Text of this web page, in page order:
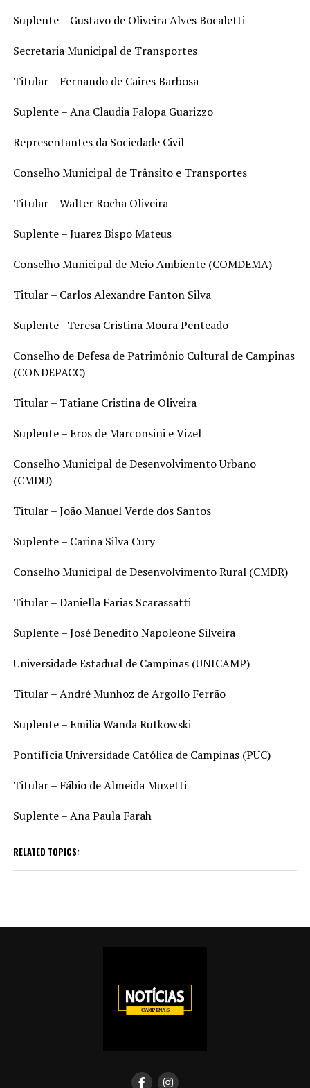
Suplente – Gustavo de Oliveira Alves Bocaletti
Secretaria Municipal de Transportes
Titular – Fernando de Caires Barbosa
Suplente – Ana Claudia Falopa Guarizzo
Representantes da Sociedade Civil
Conselho Municipal de Trânsito e Transportes
Titular – Walter Rocha Oliveira
Suplente – Juarez Bispo Mateus
Conselho Municipal de Meio Ambiente (COMDEMA)
Titular – Carlos Alexandre Fanton Silva
Suplente –Teresa Cristina Moura Penteado
Conselho de Defesa de Patrimônio Cultural de Campinas
(CONDEPACC)
Titular – Tatiane Cristina de Oliveira
Suplente – Eros de Marconsini e Vizel
Conselho Municipal de Desenvolvimento Urbano
(CMDU)
Titular – João Manuel Verde dos Santos
Suplente – Carina Silva Cury
Conselho Municipal de Desenvolvimento Rural (CMDR)
Titular – Daniella Farias Scarassatti
Suplente – José Benedito Napoleone Silveira
Universidade Estadual de Campinas (UNICAMP)
Titular – André Munhoz de Argollo Ferrão
Suplente – Emilia Wanda Rutkowski
Pontifícia Universidade Católica de Campinas (PUC)
Titular – Fábio de Almeida Muzetti
Suplente – Ana Paula Farah
RELATED TOPICS: